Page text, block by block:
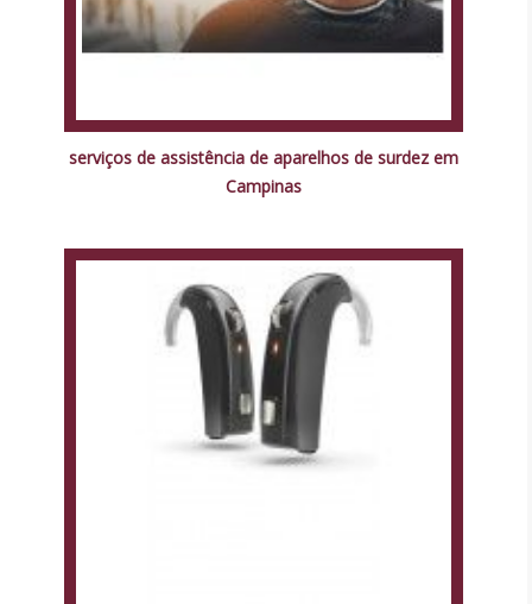
serviços de assistência de aparelhos de surdez em
Campinas